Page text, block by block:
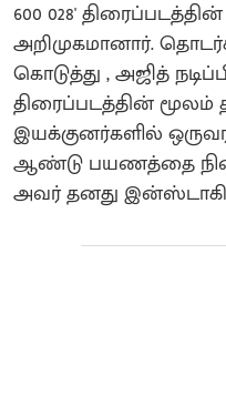
600 028'
அறிமுகமானார்.
கொடுத்து , அஜித்
திரைப்படத்தின் மூலம்
இயக்குனர்களில்
ஆண்டு பயணத்தை
அவர் தனது